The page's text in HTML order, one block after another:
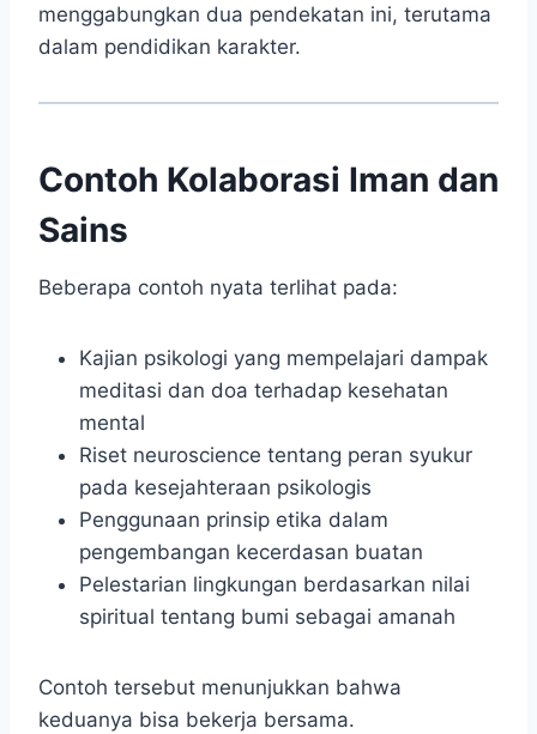
menggabungkan dua pendekatan ini, terutama
dalam pendidikan karakter.
Contoh Kolaborasi Iman dan
Sains
Beberapa contoh nyata terlihat pada:
Kajian psikologi yang mempelajari dampak
meditasi dan doa terhadap kesehatan
mental
Riset neuroscience tentang peran syukur
pada kesejahteraan psikologis
Penggunaan prinsip etika dalam
pengembangan kecerdasan buatan
Pelestarian lingkungan berdasarkan nilai
spiritual tentang bumi sebagai amanah
Contoh tersebut menunjukkan bahwa
keduanya bisa bekerja bersama.